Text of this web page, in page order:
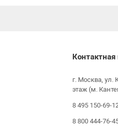
г. Москва, ул.
этаж (м.
8 495 150-69-
8 800 444-76-